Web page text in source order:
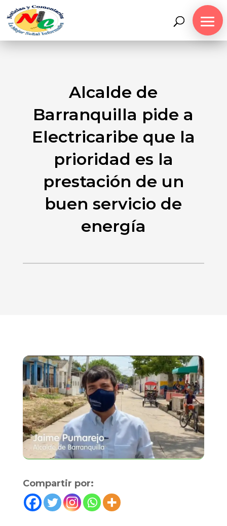
Alcalde de
Barranquilla pide a
Electricaribe que la
prioridad es la
prestación de un
buen servicio de
energía
Compartir por: